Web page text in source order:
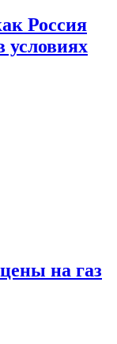
Россия
условиях
на газ